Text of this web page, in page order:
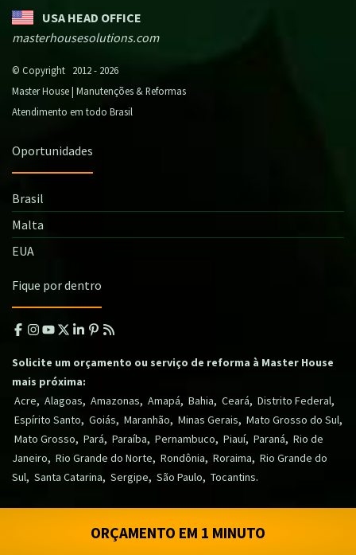
ORÇAMENTO EM 1 MINUTO
USA HEAD OFFICE
masterhousesolutions.com
© Copyright 2012 - 2026
Master House | Manutenções & Reformas
Atendimento em todo Brasil
Oportunidades
Brasil
Malta
EUA
Fique por dentro
Solicite um orçamento ou serviço de reforma à Master House
mais próxima:
Acre, Alagoas, Amazonas, Amapá, Bahia, Ceará, Distrito Federal,
Espírito Santo, Goiás, Maranhão, Minas Gerais, Mato Grosso do Sul,
Mato Grosso, Pará, Paraíba, Pernambuco, Piauí, Paraná, Rio de
Janeiro, Rio Grande do Norte, Rondônia, Roraima, Rio Grande do
Sul, Santa Catarina, Sergipe, São Paulo, Tocantins.